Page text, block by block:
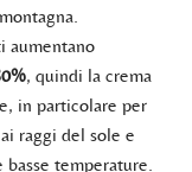
aumentano
, quindi la crema
in particolare per
raggi del sole e
temperature.